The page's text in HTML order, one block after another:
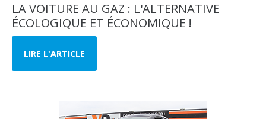
LA VOITURE AU GAZ : L'ALTERNATIVE
ÉCOLOGIQUE ET ÉCONOMIQUE !
LIRE L'ARTICLE